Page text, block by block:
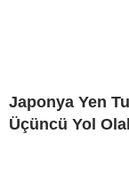
Japonya Yen
Üçüncü Yol